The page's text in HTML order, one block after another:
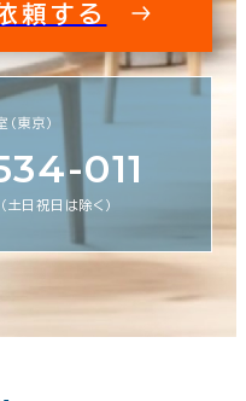
頼する
東京）
011
日祝日は除く）